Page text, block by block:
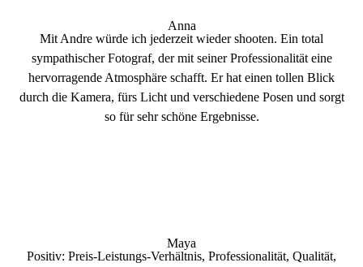
Anna
Mit Andre würde ich jederzeit wieder shooten. Ein total
sympathischer Fotograf, der mit seiner Professionalität eine
hervorragende Atmosphäre schafft. Er hat einen tollen Blick
durch die Kamera, fürs Licht und verschiedene Posen und sorgt
so für sehr schöne Ergebnisse.
Maya
Positiv: Preis-Leistungs-Verhältnis, Professionalität, Qualität,